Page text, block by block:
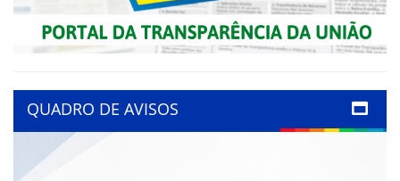
QUADRO DE AVISOS